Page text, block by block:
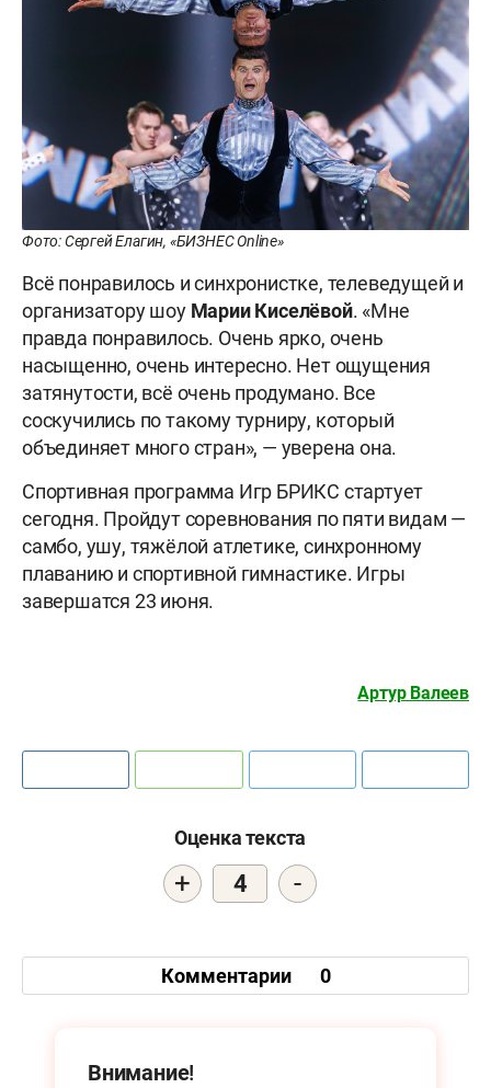
Фото: Сергей Елагин, «БИЗНЕС Online»
Всё понравилось и синхронистке, телеведущей и
организатору шоу Марии Киселёвой. «Мне
правда понравилось. Очень ярко, очень
насыщенно, очень интересно. Нет ощущения
затянутости, всë очень продумано. Все
соскучились по такому турниру, который
объединяет много стран», — уверена она.
Спортивная программа Игр БРИКС стартует
сегодня. Пройдут соревнования по пяти видам —
самбо, ушу, тяжёлой атлетике, синхронному
плаванию и спортивной гимнастике. Игры
завершатся 23 июня.
Артур Валеев
Оценка текста
+ 4 -
Комментарии 0
Внимание!